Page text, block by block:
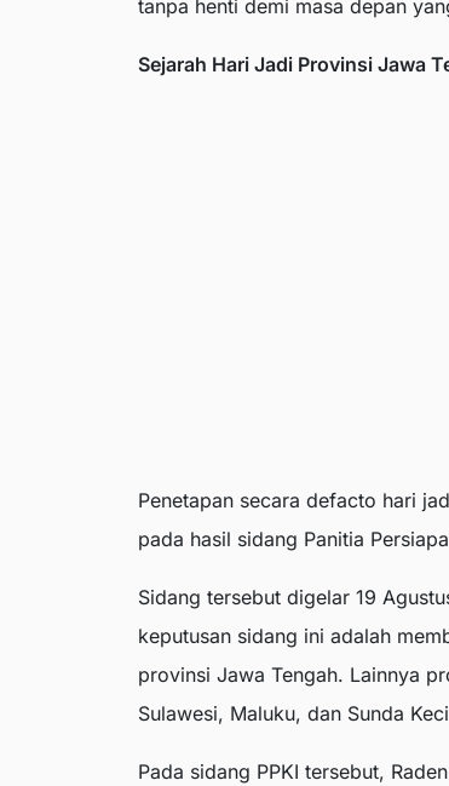
tanpa henti demi masa depan
Sejarah Hari Jadi Provinsi Jawa
Penetapan secara defacto hari
pada hasil sidang Panitia
Sidang tersebut digelar 19
keputusan sidang ini adalah
provinsi Jawa Tengah. Lainnya
Sulawesi, Maluku, dan Sunda
Pada sidang PPKI tersebut,